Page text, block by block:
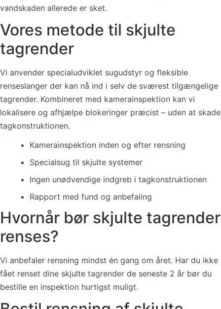
vandskaden allerede er sket.
Vores metode til skjulte
tagrender
Vi anvender specialudviklet sugudstyr og fleksible
renseslanger der kan nå ind i selv de sværest tilgængelige
tagrender. Kombineret med kamerainspektion kan vi
lokalisere og afhjælpe blokeringer præcist – uden at skade
tagkonstruktionen.
Kamerainspektion inden og efter rensning
Specialsug til skjulte systemer
Ingen unødvendige indgreb i tagkonstruktionen
Rapport med fund og anbefaling
Hvornår bør skjulte tagrender
renses?
Vi anbefaler rensning mindst én gang om året. Har du ikke
fået renset dine skjulte tagrender de seneste 2 år bør du
bestille en inspektion hurtigst muligt.